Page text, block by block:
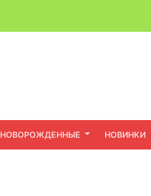
НОВОРОЖДЕННЫЕ НОВИНКИ